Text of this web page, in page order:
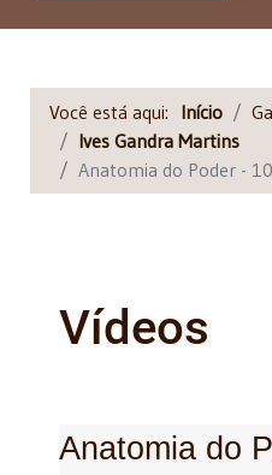
Você está aqui: Início
Ives Gandra Martins
Anatomia do Poder -
Vídeos
Anatomia do